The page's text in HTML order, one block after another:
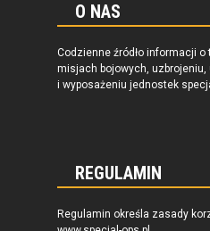
O NAS
Codzienne źródło informacji
misjach bojowych, uzbrojeniu,
i wyposażeniu jednostek
REGULAMIN
Regulamin określa zasady